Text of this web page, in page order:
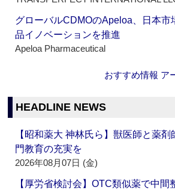
グローバルCDMOのApeloa、日本市
品イノベーションを推進
Apeloa Pharmaceutical
おすすめ情報 ア
HEADLINE NEWS
【昭和薬大 神林氏ら】獣医師と薬
門教育の充実を
2026年08月07日 (金)
【厚労省検討会】OTC類似薬で中間